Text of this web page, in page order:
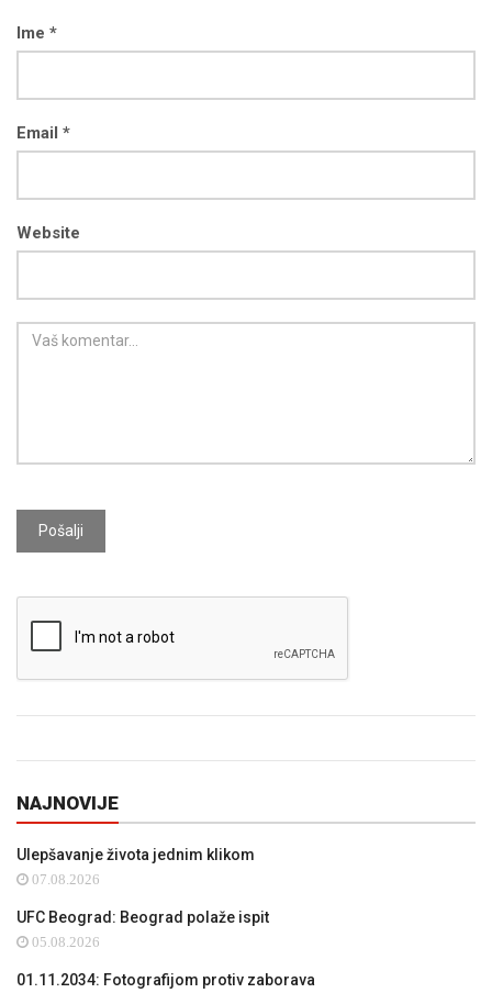
Ime *
Email *
Website
Pošalji
NAJNOVIJE
Ulepšavanje života jednim klikom
07.08.2026
UFC Beograd: Beograd polaže ispit
05.08.2026
01.11.2034: Fotografijom protiv zaborava